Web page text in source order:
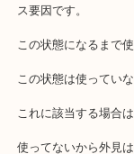
ます。
理由はただ一つ：
これだけですが、
ス要因です。